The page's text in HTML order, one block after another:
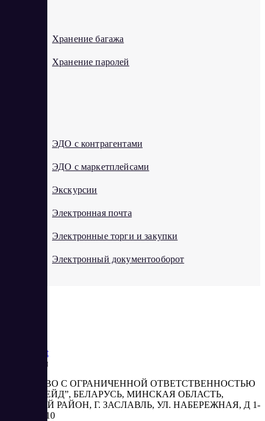
Хранение багажа
Хранение паролей
ЭДО с контрагентами
ЭДО с маркетплейсами
Экскурсии
Электронная почта
Электронные торги и закупки
Электронный документооборот
Market
Реквизиты
ОБЩЕСТВО С ОГРАНИЧЕННОЙ ОТВЕТСТВЕННОСТЬЮ
“АБЕСТРЕЙД”, БЕЛАРУСЬ, МИНСКАЯ ОБЛАСТЬ,
МИНСКИЙ РАЙОН, Г. ЗАСЛАВЛЬ, УЛ. НАБЕРЕЖНАЯ, Д 1-
2, КОМ. 310